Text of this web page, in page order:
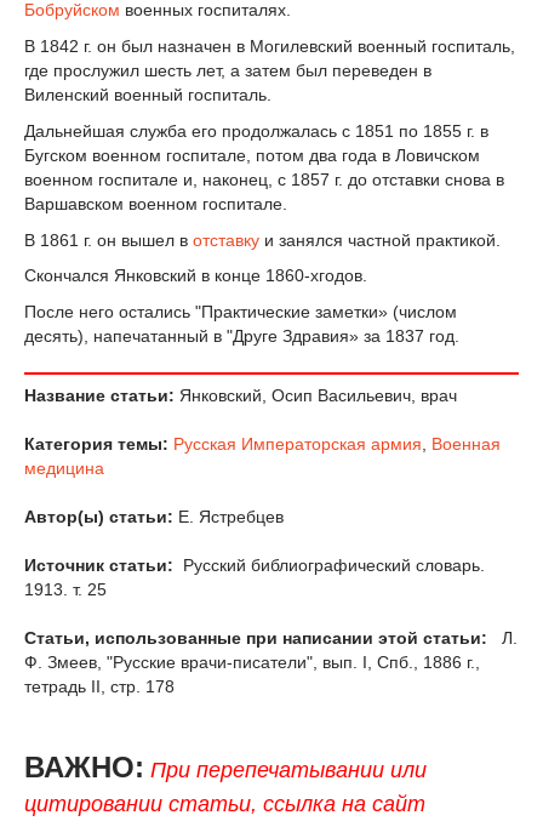
Бобруйском военных госпиталях.
В 1842 г. он был назначен в Могилевский военный госпиталь,
где прослужил шесть лет, а затем был переведен в
Виленский военный госпиталь.
Дальнейшая служба его продолжалась с 1851 по 1855 г. в
Бугском военном госпитале, потом два года в Ловичском
военном госпитале и, наконец, с 1857 г. до отставки снова в
Варшавском военном госпитале.
В 1861 г. он вышел в отставку и занялся частной практикой.
Скончался Янковский в конце 1860-хгодов.
После него остались "Практические заметки» (числом
десять), напечатанный в "Друге Здравия» за 1837 год.
Название статьи: Янковский, Осип Васильевич, врач
Категория темы: Русская Императорская армия
Военная
медицина
Автор(ы) статьи: Е. Ястребцев
Источник статьи:
Русский библиографический словарь.
1913. т. 25
Статьи, использованные при написании этой статьи:
Л.
Ф. Змеев, "Русские врачи-писатели", вып. I, Спб., 1886 г.,
тетрадь II, стр. 178
ВАЖНО: При перепечатывании или
цитировании статьи, ссылка на сайт